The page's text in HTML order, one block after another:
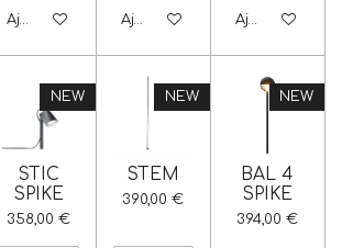
Ajouter au panierAjouter au panierAjouter au
NEW
STIC
SPIKE
358,00 €
NEW
STEM
390,00 €
NEW
BAL 4
SPIKE
394,00 €